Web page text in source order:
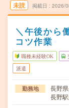
未読 掲載日 2026/
＼午後から
コツ作業
職種未経験OK
派遣
勤務地
長野
長野